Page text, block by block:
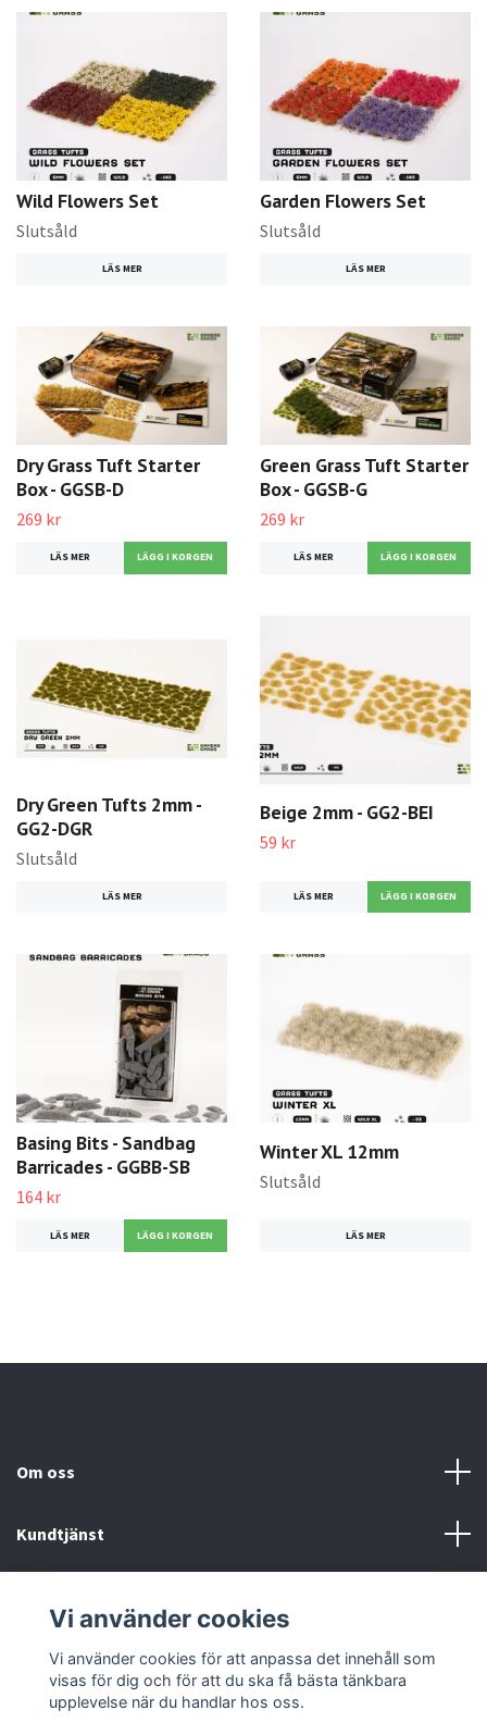
Wild Flowers Set
Slutsåld
LÄS MER
Garden Flowers Set
Slutsåld
LÄS MER
Dry Grass Tuft Starter
Box - GGSB-D
269 kr
LÄS MER
Green Grass Tuft Starter
Box - GGSB-G
269 kr
LÄS MER
Dry Green Tufts 2mm -
GG2-DGR
Slutsåld
LÄS MER
Beige 2mm - GG2-BEI
59 kr
LÄS MER
Basing Bits - Sandbag
Barricades - GGBB-SB
164 kr
LÄS MER
Winter XL 12mm
Slutsåld
LÄS MER
Om oss
Kundtjänst
Sociala medier
Vi använder cookies
Vi använder cookies för att anpassa det innehåll som
visas för dig och för att du ska få bästa tänkbara
upplevelse när du handlar hos oss.